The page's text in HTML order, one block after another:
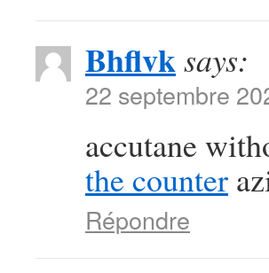
Bhflvksays:
22 septembre
accutane
the counter
Répondre